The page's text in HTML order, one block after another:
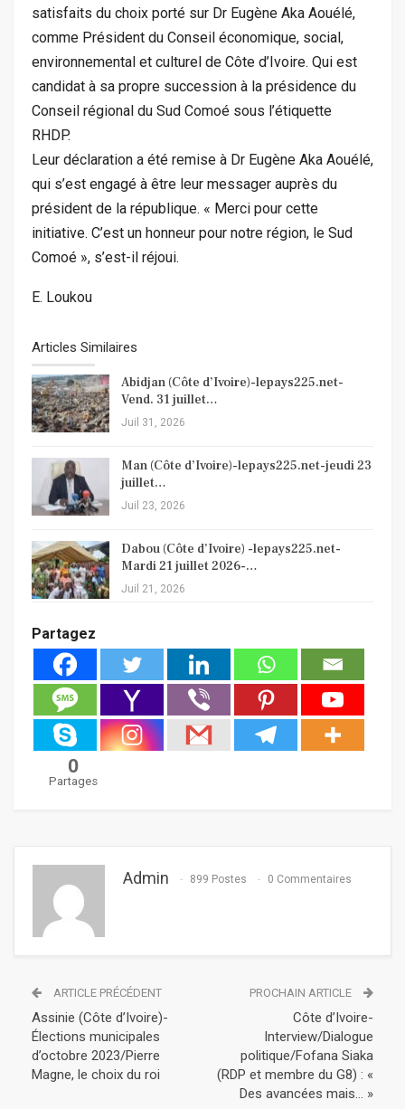
satisfaits du choix porté sur Dr Eugène Aka Aouélé,
comme Président du Conseil économique, social,
environnemental et culturel de Côte d’Ivoire. Qui est
candidat à sa propre succession à la présidence du
Conseil régional du Sud Comoé sous l’étiquette
RHDP.
Leur déclaration a été remise à Dr Eugène Aka Aouélé,
qui s’est engagé à être leur messager auprès du
président de la république. « Merci pour cette
initiative. C’est un honneur pour notre région, le Sud
Comoé », s’est-il réjoui.
E. Loukou
Articles Similaires
Abidjan (Côte d’Ivoire)-lepays225.net-
Vend. 31 juillet…
Juil 31, 2026
Man (Côte d’Ivoire)-lepays225.net-jeudi 23
juillet…
Juil 23, 2026
Dabou (Côte d’Ivoire) -lepays225.net-
Mardi 21 juillet 2026-…
Juil 21, 2026
Partagez
0
Partages
Admin 899 Postes 0 Commentaires
ARTICLE PRÉCÉDENT
Assinie (Côte d’Ivoire)-
Élections municipales
d’octobre 2023/Pierre
Magne, le choix du roi
PROCHAIN ARTICLE
Côte d’Ivoire-
Interview/Dialogue
politique/Fofana Siaka
(RDP et membre du G8) : «
Des avancées mais… »